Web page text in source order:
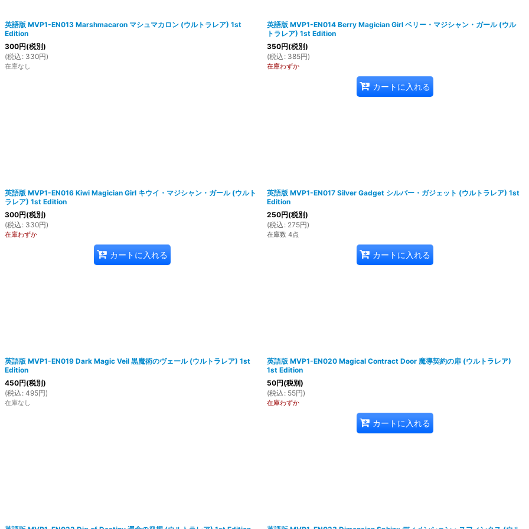
英語版 MVP1-EN013 Marshmacaron マシュマカロン (ウルトラレア) 1st
Edition
300円(税別)
(税込 : 330円)
在庫なし
英語版 MVP1-EN014 Berry Magician Girl ベリー・マジシャン・ガール (ウル
トラレア) 1st Edition
350円(税別)
(税込 : 385円)
在庫わずか
カートに入れる
英語版 MVP1-EN016 Kiwi Magician Girl キウイ・マジシャン・ガール (ウルト
ラレア) 1st Edition
300円(税別)
(税込 : 330円)
在庫わずか
カートに入れる
英語版 MVP1-EN017 Silver Gadget シルバー・ガジェット (ウルトラレア) 1st
Edition
250円(税別)
(税込 : 275円)
在庫数 4点
カートに入れる
英語版 MVP1-EN019 Dark Magic Veil 黒魔術のヴェール (ウルトラレア) 1st
Edition
450円(税別)
(税込 : 495円)
在庫なし
英語版 MVP1-EN020 Magical Contract Door 魔導契約の扉 (ウルトラレア)
1st Edition
50円(税別)
(税込 : 55円)
在庫わずか
カートに入れる